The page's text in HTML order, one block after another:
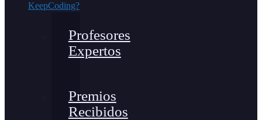
KeepCoding?
Profesores
Expertos
Premios
Recibidos